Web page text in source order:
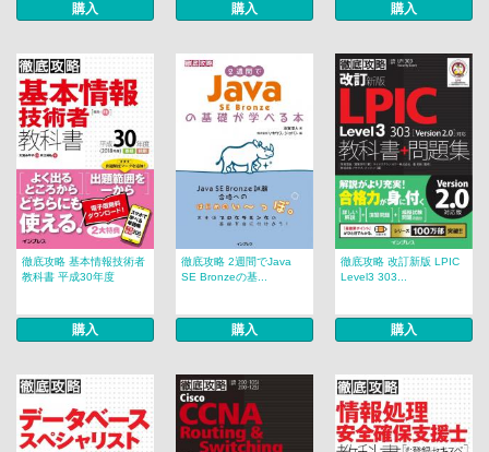
購入 購入 購入
徹底攻略 基本情報技術者
教科書 平成30年度
購入
徹底攻略 2週間でJava
SE Bronzeの基...
購入
徹底攻略 改訂新版 LPIC
Level3 303...
購入